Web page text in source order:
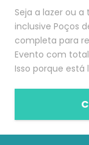
Seja a lazer ou a
inclusive Poços
completa para
Evento com
Isso porque
de eventos de
adequados
palestras,